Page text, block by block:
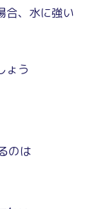
、水に強い
ょう
のは